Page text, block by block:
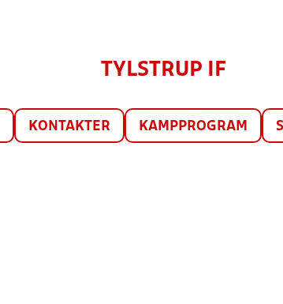
TYLSTRUP IF
KONTAKTER KAMPPROGRAM